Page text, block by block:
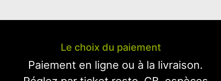
Le choix du paiement
Paiement en ligne ou à la livraison.